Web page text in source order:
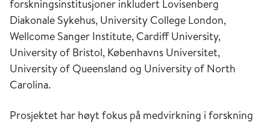
forskningsinstitusjoner inkludert Lovisenberg
Diakonale Sykehus, University College London,
Wellcome Sanger Institute, Cardiff University,
University of Bristol, Københavns Universitet,
University of Queensland og University of North
Carolina.
Prosjektet har høyt fokus på medvirkning i forskning